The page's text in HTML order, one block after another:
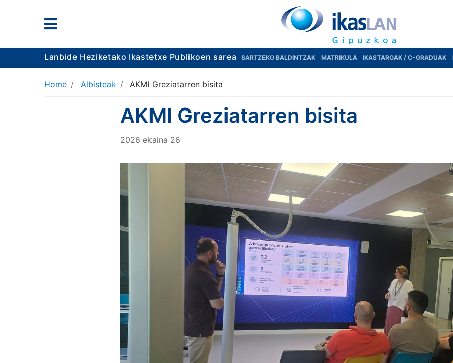
Lanbide Heziketako Ikastetxe Publikoen sarea SARTZEKO BALDINTZAK MATRIKULA IKASTAROAK / C-GRADUAK
Home Albisteak AKMI Greziatarren bisita
AKMI Greziatarren bisita
2026 ekaina 26